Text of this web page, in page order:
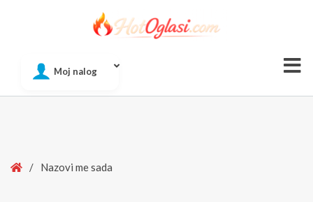
Moj nalog
Home
/ Nazovi me sada